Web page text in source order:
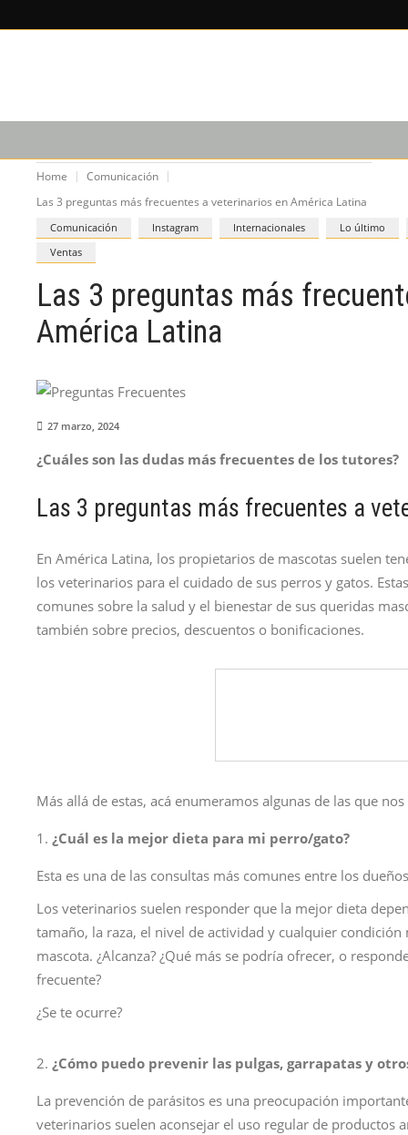
Home
Comunicación
Las 3 preguntas más frecuentes a veterinarios en América Latina
Comunicación Instagram Internacionales
Lo último
Ventas
Las 3 preguntas más
América Latina
27 marzo, 2024
¿Cuáles son las dudas más frecuentes de los tutores?
Las 3 preguntas más frecuentes a
En América Latina, los propietarios de mascotas suelen
los veterinarios para el cuidado de sus perros y gatos.
comunes sobre la salud y el bienestar de sus queridas
también sobre precios, descuentos o bonificaciones.
Más allá de estas, acá enumeramos algunas de las que
¿Cuál es la mejor dieta para mi perro/gato?
Esta es una de las consultas más comunes entre los
Los veterinarios suelen responder que la mejor dieta
tamaño, la raza, el nivel de actividad y cualquier
mascota. ¿Alcanza? ¿Qué más se podría ofrecer, o
frecuente?
¿Se te ocurre?
¿Cómo puedo prevenir las pulgas, garrapatas y
La prevención de parásitos es una preocupación
veterinarios suelen aconsejar el uso regular de productos